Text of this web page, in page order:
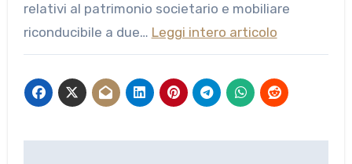
relativi al patrimonio societario e mobiliare
riconducibile a due… Leggi intero articolo